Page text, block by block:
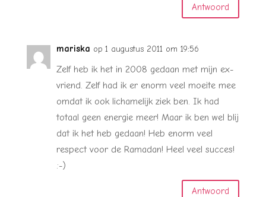
Antwoord
mariska op 1 augustus 2011 om 19:56
Zelf heb ik het in 2008 gedaan met mijn ex-
vriend. Zelf had ik er enorm veel moeite mee
omdat ik ook lichamelijk ziek ben. Ik had
totaal geen energie meer! Maar ik ben wel blij
dat ik het heb gedaan! Heb enorm veel
respect voor de Ramadan! Heel veel succes!
:-)
Antwoord